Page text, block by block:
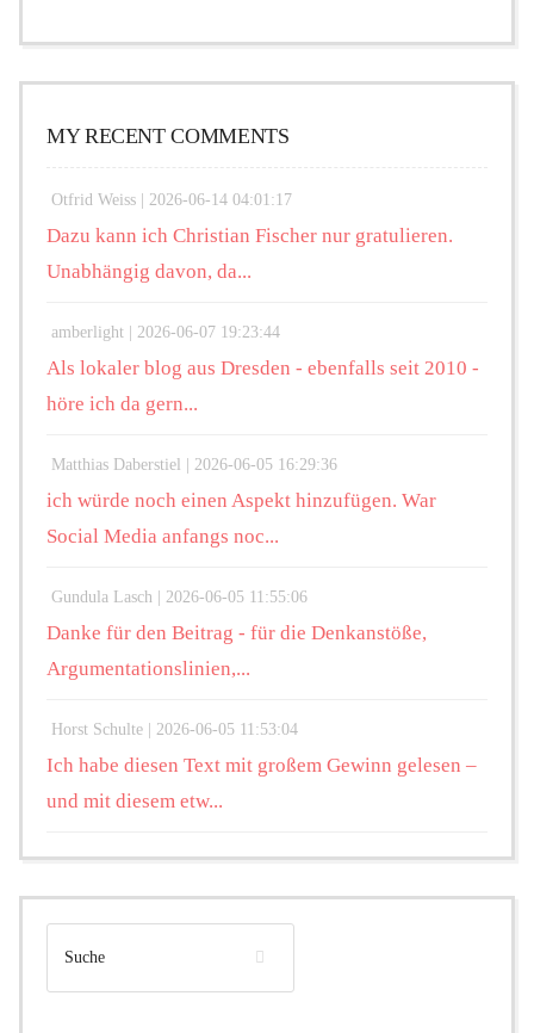
MY RECENT COMMENTS
Otfrid Weiss | 2026-06-14 04:01:17
Dazu kann ich Christian Fischer nur gratulieren.
Unabhängig davon, da...
amberlight | 2026-06-07 19:23:44
Als lokaler blog aus Dresden - ebenfalls seit 2010 -
höre ich da gern...
Matthias Daberstiel | 2026-06-05 16:29:36
ich würde noch einen Aspekt hinzufügen. War
Social Media anfangs noc...
Gundula Lasch | 2026-06-05 11:55:06
Danke für den Beitrag - für die Denkanstöße,
Argumentationslinien,...
Horst Schulte | 2026-06-05 11:53:04
Ich habe diesen Text mit großem Gewinn gelesen –
und mit diesem etw...